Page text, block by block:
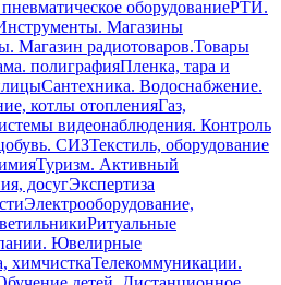
оборудованиеРТИ.
Магазины
Магазин радиотоваров.Товары
полиграфияПленка, тара и
Сантехника. Водоснабжение.
котлы отопленияГаз,
видеонаблюдения. Контроль
СИЗТекстиль, оборудование
Туризм. Активный
досугЭкспертиза
Электрооборудование,
Ритуальные
Ювелирные
химчисткаТелекоммуникации.